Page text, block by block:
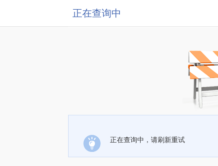
正在查询中
正在查询中，请刷新重试